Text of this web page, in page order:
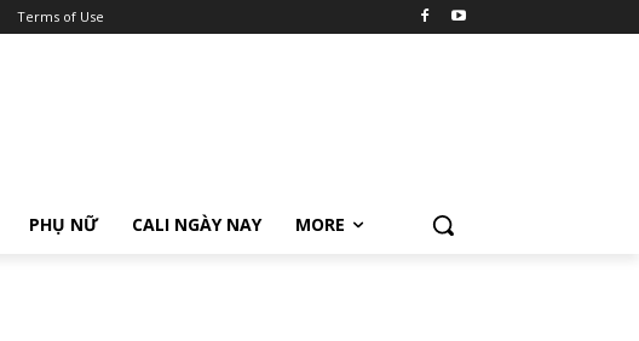
Terms of Use
PHỤ NỮ CALI NGÀY NAY MORE